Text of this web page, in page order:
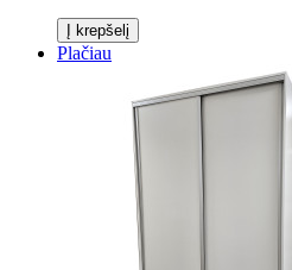
Į krepšelį
Plačiau